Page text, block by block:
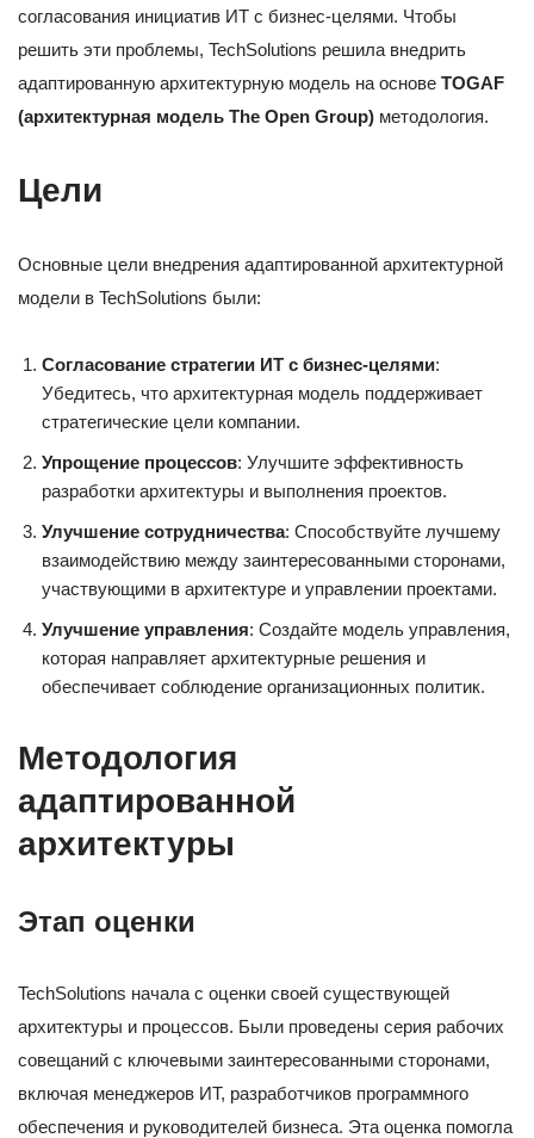
согласования инициатив ИТ с бизнес-целями. Чтобы
решить эти проблемы, TechSolutions решила внедрить
адаптированную архитектурную модель на основе TOGAF
(архитектурная модель The Open Group) методология.
Цели
Основные цели внедрения адаптированной архитектурной
модели в TechSolutions были:
Согласование стратегии ИТ с бизнес-целями:
Убедитесь, что архитектурная модель поддерживает
стратегические цели компании.
Упрощение процессов: Улучшите эффективность
разработки архитектуры и выполнения проектов.
Улучшение сотрудничества: Способствуйте лучшему
взаимодействию между заинтересованными сторонами,
участвующими в архитектуре и управлении проектами.
Улучшение управления: Создайте модель управления,
которая направляет архитектурные решения и
обеспечивает соблюдение организационных политик.
Методология
адаптированной
архитектуры
Этап оценки
TechSolutions начала с оценки своей существующей
архитектуры и процессов. Были проведены серия рабочих
совещаний с ключевыми заинтересованными сторонами,
включая менеджеров ИТ, разработчиков программного
обеспечения и руководителей бизнеса. Эта оценка помогла